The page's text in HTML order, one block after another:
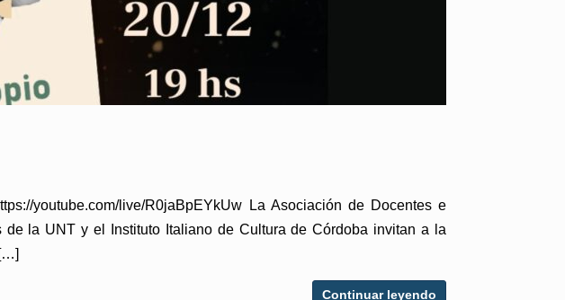
youtube.com/live/R0jaBpEYkUw La Asociación de Docentes e
la UNT y el Instituto Italiano de Cultura de Córdoba invitan a la
Continuar leyendo